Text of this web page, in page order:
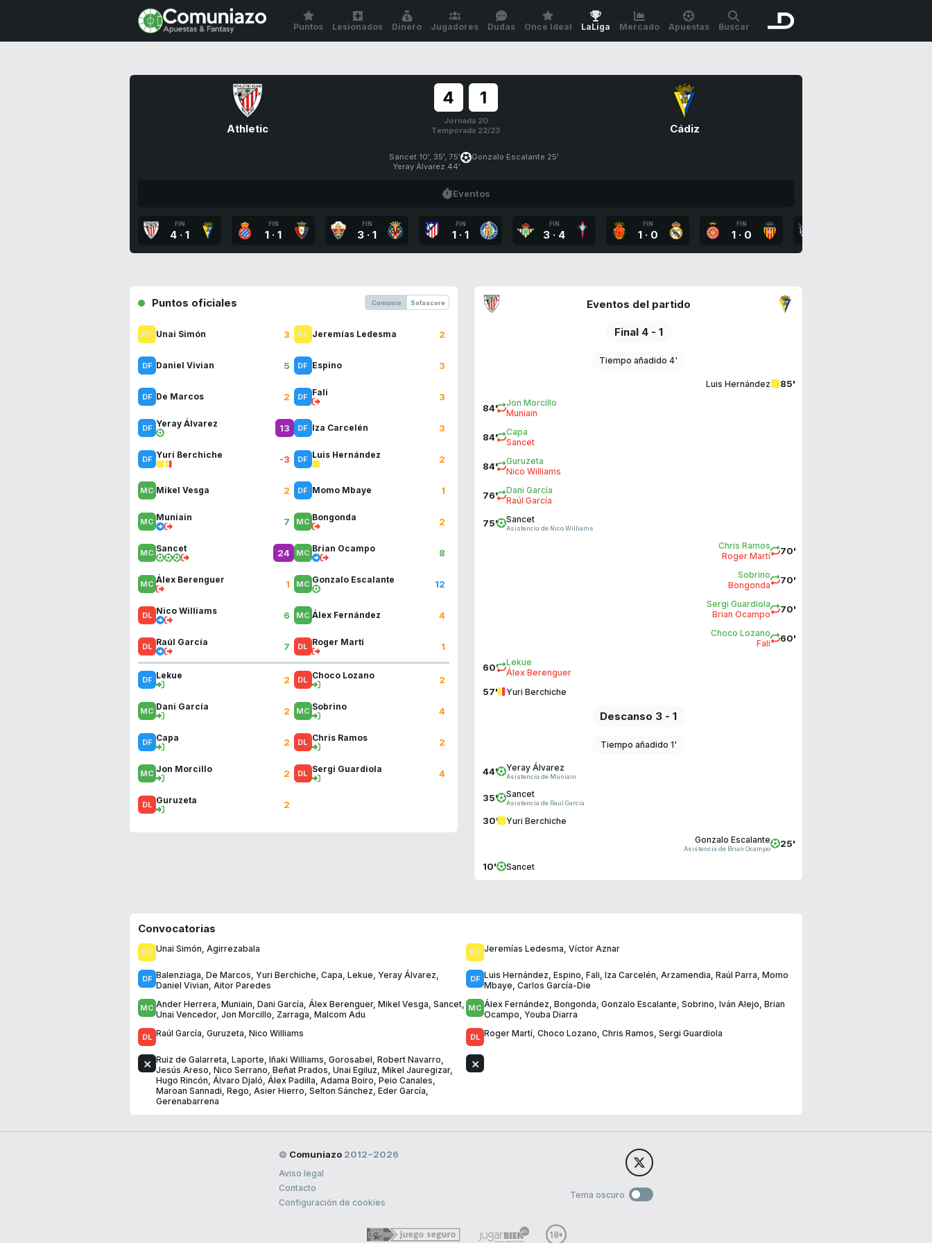
Puntos Lesionados Dinero Jugadores Dudas Once Ideal LaLiga Mercado Apuestas Buscar
Athletic
4 1
Jornada 20
Temporada 22/23
Cádiz
Sancet 10', 35', 75'
Yeray Álvarez 44'
Gonzalo Escalante 25'
Eventos
FIN
4 · 1
FIN
1 · 1
FIN
3 · 1
FIN
1 · 1
FIN
3 · 4
FIN
1 · 0
FIN
1 · 0
Puntos oficiales Comunio Sofascore
Unai Simón 3
Daniel Vivian 5
De Marcos 2
Yeray Álvarez 13
Yuri Berchiche -3
Mikel Vesga 2
Muniain 7
Sancet 24
Álex Berenguer 1
Nico Williams 6
Raúl García 7
Lekue 2
Dani García 2
Capa 2
Jon Morcillo 2
Guruzeta 2
Jeremías Ledesma 2
Espino 3
Fali 3
Iza Carcelén 3
Luis Hernández 2
Momo Mbaye 1
Bongonda 2
Brian Ocampo 8
Gonzalo Escalante 12
Álex Fernández 4
Roger Martí 1
Choco Lozano 2
Sobrino 4
Chris Ramos 2
Sergi Guardiola 4
Eventos del partido
Final 4 - 1
Tiempo añadido 4'
85'
Luis Hernández
84'
Jon Morcillo
Muniain
84'
Capa
Sancet
84'
Guruzeta
Nico Williams
76'
Dani García
Raúl García
75' Sancet
Asistencia de Nico Williams
70'
Chris Ramos
Roger Martí
70'
Sobrino
Bongonda
70'
Sergi Guardiola
Brian Ocampo
60'
Choco Lozano
Fali
60'
Lekue
Álex Berenguer
57' Yuri Berchiche
Descanso 3 - 1
Tiempo añadido 1'
44' Yeray Álvarez
Asistencia de Muniain
35' Sancet
Asistencia de Raúl García
30' Yuri Berchiche
25'
Gonzalo Escalante
Asistencia de Brian Ocampo
10' Sancet
Convocatorias
Unai Simón, Agirrezabala
Balenziaga, De Marcos, Yuri Berchiche, Capa, Lekue, Yeray Álvarez,
Daniel Vivian, Aitor Paredes
Ander Herrera, Muniain, Dani García, Álex Berenguer, Mikel Vesga, Sancet,
Unai Vencedor, Jon Morcillo, Zarraga, Malcom Adu
Raúl García, Guruzeta, Nico Williams
Ruiz de Galarreta, Laporte, Iñaki Williams, Gorosabel, Robert Navarro,
Jesús Areso, Nico Serrano, Beñat Prados, Unai Egiluz, Mikel Jauregizar,
Hugo Rincón, Álvaro Djaló, Álex Padilla, Adama Boiro, Peio Canales,
Maroan Sannadi, Rego, Asier Hierro, Selton Sánchez, Eder García,
Gerenabarrena
Jeremías Ledesma, Víctor Aznar
Luis Hernández, Espino, Fali, Iza Carcelén, Arzamendia, Raúl Parra, Momo
Mbaye, Carlos García-Die
Álex Fernández, Bongonda, Gonzalo Escalante, Sobrino, Iván Alejo, Brian
Ocampo, Youba Diarra
Roger Martí, Choco Lozano, Chris Ramos, Sergi Guardiola
© Comuniazo 2012−2026
Aviso legal
Contacto
Configuración de cookies
Tema oscuro